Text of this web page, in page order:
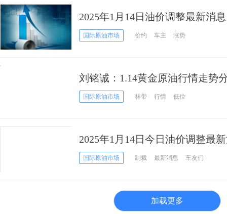
2025年1月14日油价调整最新消
油价又要上涨了！
国际原油市场 价约 车主 涨势
刘铭诚：1.14黄金原油行情走势
作建议
国际原油市场 林带 行情 低位
2025年1月14日今日油价调整最
调价大概率上涨！
国际原油市场 制裁 最新消息 车友们
加载更多